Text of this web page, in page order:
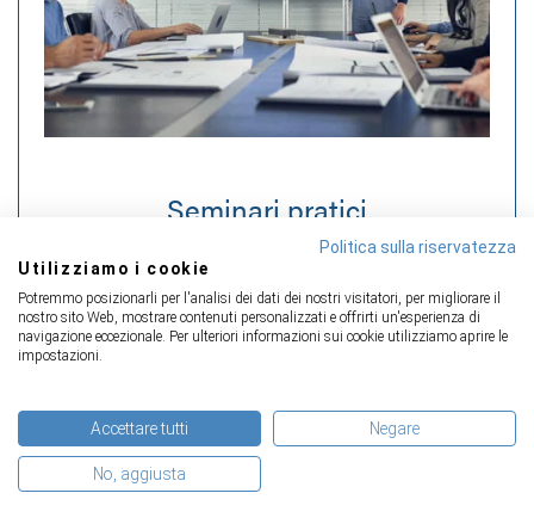
Seminari pratici
Sommario dei seminari
Seminari pratici sulla sicurezza dei prodotti (in
inglese)
Politica sulla riservatezza
Utilizziamo i cookie
Potremmo posizionarli per l'analisi dei dati dei nostri visitatori, per migliorare il
nostro sito Web, mostrare contenuti personalizzati e offrirti un'esperienza di
navigazione eccezionale. Per ulteriori informazioni sui cookie utilizziamo aprire le
impostazioni.
Accettare tutti Negare
No, aggiusta